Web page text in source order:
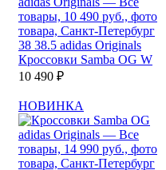
38 38.5 adidas Originals
Кроссовки Samba OG W
10 490 ₽
НОВИНКА